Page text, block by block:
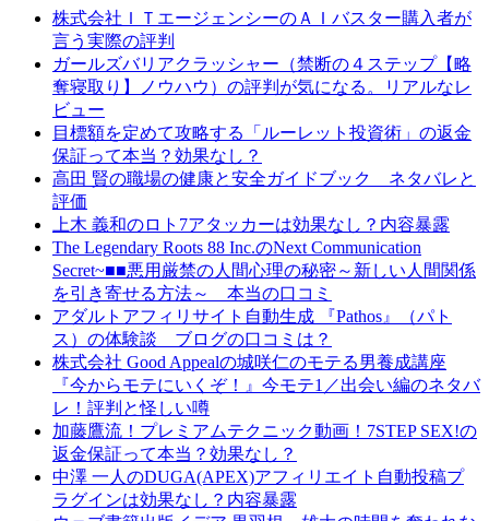
株式会社ＩＴエージェンシーのＡＩバスター購入者が
言う実際の評判
ガールズバリアクラッシャー（禁断の４ステップ【略
奪寝取り】ノウハウ）の評判が気になる。リアルなレ
ビュー
目標額を定めて攻略する「ルーレット投資術」の返金
保証って本当？効果なし？
高田 賢の職場の健康と安全ガイドブック ネタバレと
評価
上木 義和のロト7アタッカーは効果なし？内容暴露
The Legendary Roots 88 Inc.のNext Communication
Secret~■■悪用厳禁の人間心理の秘密～新しい人間関係
を引き寄せる方法～ 本当の口コミ
アダルトアフィリサイト自動生成 『Pathos』（パト
ス）の体験談 ブログの口コミは？
株式会社 Good Appealの城咲仁のモテる男養成講座
『今からモテにいくぞ！』今モテ1／出会い編のネタバ
レ！評判と怪しい噂
加藤鷹流！プレミアムテクニック動画！7STEP SEX!の
返金保証って本当？効果なし？
中澤 一人のDUGA(APEX)アフィリエイト自動投稿プ
ラグインは効果なし？内容暴露